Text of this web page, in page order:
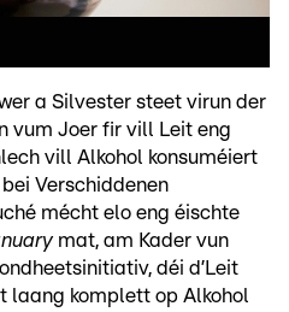
a Silvester steet virun der
vum Joer fir vill Leit eng
vill Alkohol konsuméiert
Verschiddenen
mécht elo eng éischte
mat, am Kader vun
déi d’Leit
laang komplett op Alkohol